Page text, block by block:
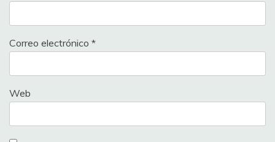
Correo electrónico *
Web